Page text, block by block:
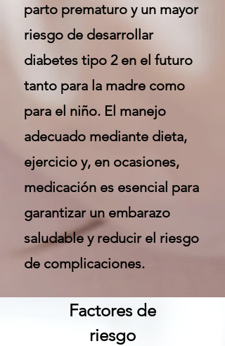
parto prematuro y un mayor
riesgo de desarrollar
diabetes tipo 2 en el futuro
tanto para la madre como
para el niño. El manejo
adecuado mediante dieta,
ejercicio y, en ocasiones,
medicación es esencial para
garantizar un embarazo
saludable y reducir el riesgo
de complicaciones.
Factores de
riesgo